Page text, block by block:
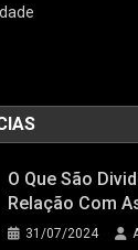
O Que São
Relação Com
31/07/2024